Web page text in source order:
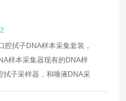
腔拭子DNA样本采集套装，
样本采集器现有的DNA样
拭子采样器，和唾液DNA采